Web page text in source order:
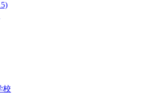
校